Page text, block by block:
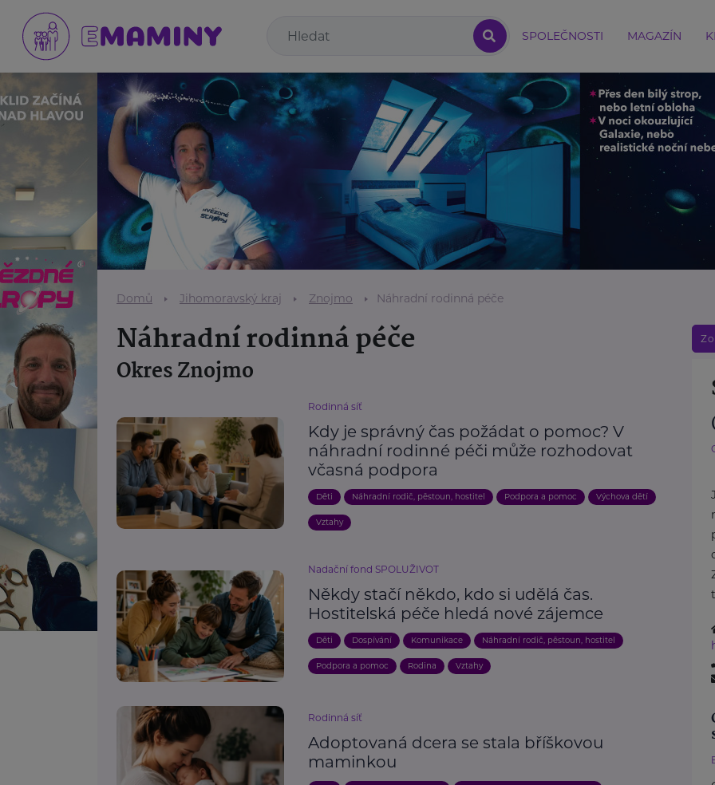
SPOLEČNOSTI MAGAZÍN
Domů Jihomoravský kraj Znojmo Náhradní rodinná péče
Náhradní rodinná péče
Okres Znojmo
Rodinná síť
Kdy je správný čas požádat o pomoc? V
náhradní rodinné péči může rozhodovat
včasná podpora
Děti Náhradní rodič, pěstoun, hostitel Podpora a pomoc Výchova dětí
Vztahy
Nadační fond SPOLUŽIVOT
Někdy stačí někdo, kdo si udělá čas.
Hostitelská péče hledá nové zájemce
Děti Dospívání Komunikace Náhradní rodič, pěstoun, hostitel
Podpora a pomoc Rodina Vztahy
Rodinná síť
Adoptovaná dcera se stala bříškovou
maminkou